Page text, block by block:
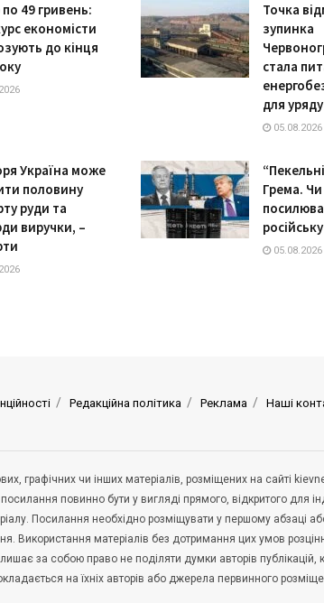
49 гривень:
економісти
до кінця
Точка
зупинка
стала
для уряду
05.08.2026
Україна може
половину
руди та
виручки, –
Грема.
05.08.2026
Редакційна політика Реклама Наші
графічних чи інших матеріалів, розміщених на сайті
повинно бути у вигляді прямого, відкритого для
Посилання необхідно розміщувати у першому абзаці
Використання матеріалів без дотримання цих умов
за собою право не поділяти думки авторів публікацій,
на їхніх авторів або джерела первинного